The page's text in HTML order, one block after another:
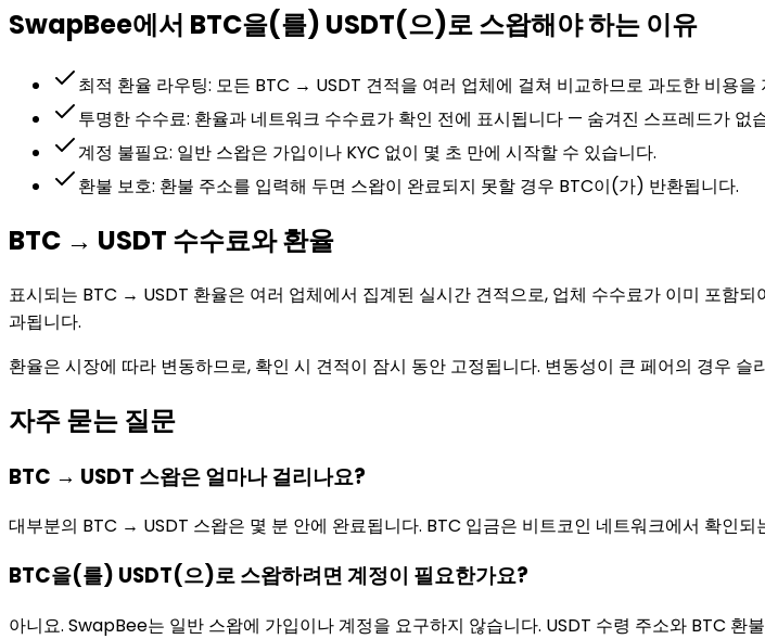
SwapBee에서 BTC을(를) USDT(으)로 스왑해야 하는 이유
최적 환율 라우팅: 모든 BTC → USDT 견적을 여러 업체에 걸쳐 비교하므로 과도한 비용을
투명한 수수료: 환율과 네트워크 수수료가 확인 전에 표시됩니다 — 숨겨진 스프레드가 없
계정 불필요: 일반 스왑은 가입이나 KYC 없이 몇 초 만에 시작할 수 있습니다.
환불 보호: 환불 주소를 입력해 두면 스왑이 완료되지 못할 경우 BTC이(가) 반환됩니다.
BTC → USDT 수수료와 환율
표시되는 BTC → USDT 환율은 여러 업체에서 집계된 실시간 견적으로, 업체 수수료가 이미 포함
과됩니다.
환율은 시장에 따라 변동하므로, 확인 시 견적이 잠시 동안 고정됩니다. 변동성이 큰 페어의 경우
자주 묻는 질문
BTC → USDT 스왑은 얼마나 걸리나요?
대부분의 BTC → USDT 스왑은 몇 분 안에 완료됩니다. BTC 입금은 비트코인 네트워크에서 확인
BTC을(를) USDT(으)로 스왑하려면 계정이 필요한가요?
아니요. SwapBee는 일반 스왑에 가입이나 계정을 요구하지 않습니다. USDT 수령 주소와 BTC 환